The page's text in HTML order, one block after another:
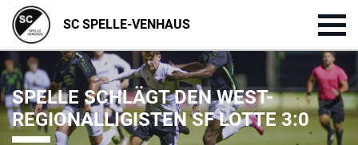
SC SPELLE-VENHAUS
SPELLE SCHLÄGT DEN WEST-
REGIONALLIGISTEN SF LOTTE 3:0